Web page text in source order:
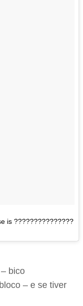
is ???????????????
bico
– e se tiver